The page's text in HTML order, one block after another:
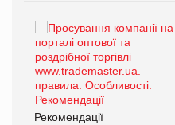
Рекомендації